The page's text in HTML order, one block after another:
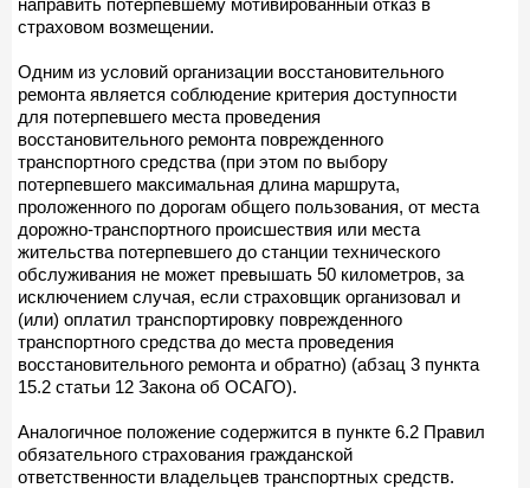
страховом возмещении.
Одним из условий организации восстановительного
ремонта является соблюдение критерия доступности
для потерпевшего места проведения
восстановительного ремонта поврежденного
транспортного средства (при этом по выбору
потерпевшего максимальная длина маршрута,
проложенного по дорогам общего пользования, от места
дорожно-транспортного происшествия или места
жительства потерпевшего до станции технического
обслуживания не может превышать 50 километров, за
исключением случая, если страховщик организовал и
(или) оплатил транспортировку поврежденного
транспортного средства до места проведения
восстановительного ремонта и обратно) (абзац 3 пункта
15.2 статьи 12 Закона об ОСАГО).
Аналогичное положение содержится в пункте 6.2 Правил
обязательного страхования гражданской
ответственности владельцев транспортных средств.